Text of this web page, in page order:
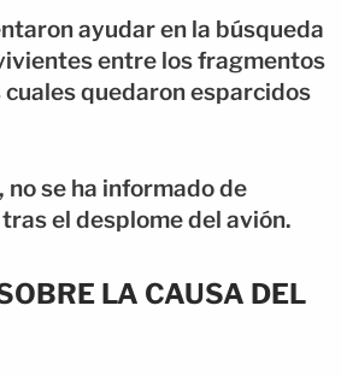
ayudar en la búsqueda
entre los fragmentos
cuales quedaron esparcidos
se ha informado de
el desplome del avión.
LA CAUSA DEL